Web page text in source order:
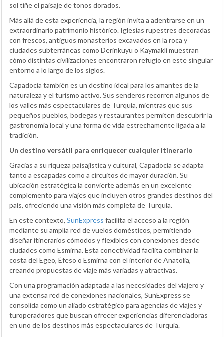
sol tiñe el paisaje de tonos dorados.
Más allá de esta experiencia, la región invita a adentrarse en un
extraordinario patrimonio histórico. Iglesias rupestres decoradas
con frescos, antiguos monasterios excavados en la roca y
ciudades subterráneas como Derinkuyu o Kaymakli muestran
cómo distintas civilizaciones encontraron refugio en este singular
entorno a lo largo de los siglos.
Capadocia también es un destino ideal para los amantes de la
naturaleza y el turismo activo. Sus senderos recorren algunos de
los valles más espectaculares de Turquía, mientras que sus
pequeños pueblos, bodegas y restaurantes permiten descubrir la
gastronomía local y una forma de vida estrechamente ligada a la
tradición.
Un destino versátil para enriquecer cualquier itinerario
Gracias a su riqueza paisajística y cultural, Capadocia se adapta
tanto a escapadas como a circuitos de mayor duración. Su
ubicación estratégica la convierte además en un excelente
complemento para viajes que incluyen otros grandes destinos del
país, ofreciendo una visión más completa de Turquía.
En este contexto, SunExpress facilita el acceso a la región
mediante su amplia red de vuelos domésticos, permitiendo
diseñar itinerarios cómodos y flexibles con conexiones desde
ciudades como Esmirna. Esta conectividad facilita combinar la
costa del Egeo, Éfeso o Esmirna con el interior de Anatolia,
creando propuestas de viaje más variadas y atractivas.
Con una programación adaptada a las necesidades del viajero y
una extensa red de conexiones nacionales, SunExpress se
consolida como un aliado estratégico para agencias de viajes y
turoperadores que buscan ofrecer experiencias diferenciadoras
en uno de los destinos más espectaculares de Turquía.